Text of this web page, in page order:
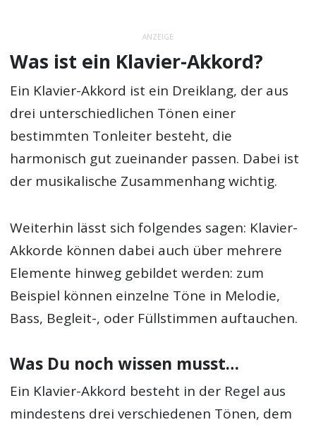
ANZEIGE
Was ist ein Klavier-Akkord?
Ein Klavier-Akkord ist ein Dreiklang, der aus
drei unterschiedlichen Tönen einer
bestimmten Tonleiter besteht, die
harmonisch gut zueinander passen. Dabei ist
der musikalische Zusammenhang wichtig.
Weiterhin lässt sich folgendes sagen: Klavier-
Akkorde können dabei auch über mehrere
Elemente hinweg gebildet werden: zum
Beispiel können einzelne Töne in Melodie,
Bass, Begleit-, oder Füllstimmen auftauchen.
Was Du noch wissen musst…
Ein Klavier-Akkord besteht in der Regel aus
mindestens drei verschiedenen Tönen, dem